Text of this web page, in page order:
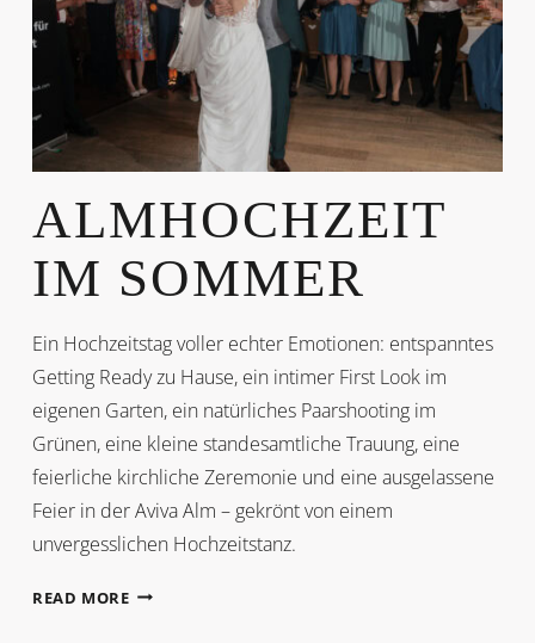
ALMHOCHZEIT
IM SOMMER
Ein Hochzeitstag voller echter Emotionen: entspanntes
Getting Ready zu Hause, ein intimer First Look im
eigenen Garten, ein natürliches Paarshooting im
Grünen, eine kleine standesamtliche Trauung, eine
feierliche kirchliche Zeremonie und eine ausgelassene
Feier in der Aviva Alm – gekrönt von einem
unvergesslichen Hochzeitstanz.
READ MOREALMHOCHZEIT